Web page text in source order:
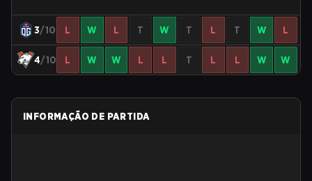
3/10 L W L T W T L T W L
4/10 L W W L L T L L W W
INFORMAÇÃO DE PARTIDA